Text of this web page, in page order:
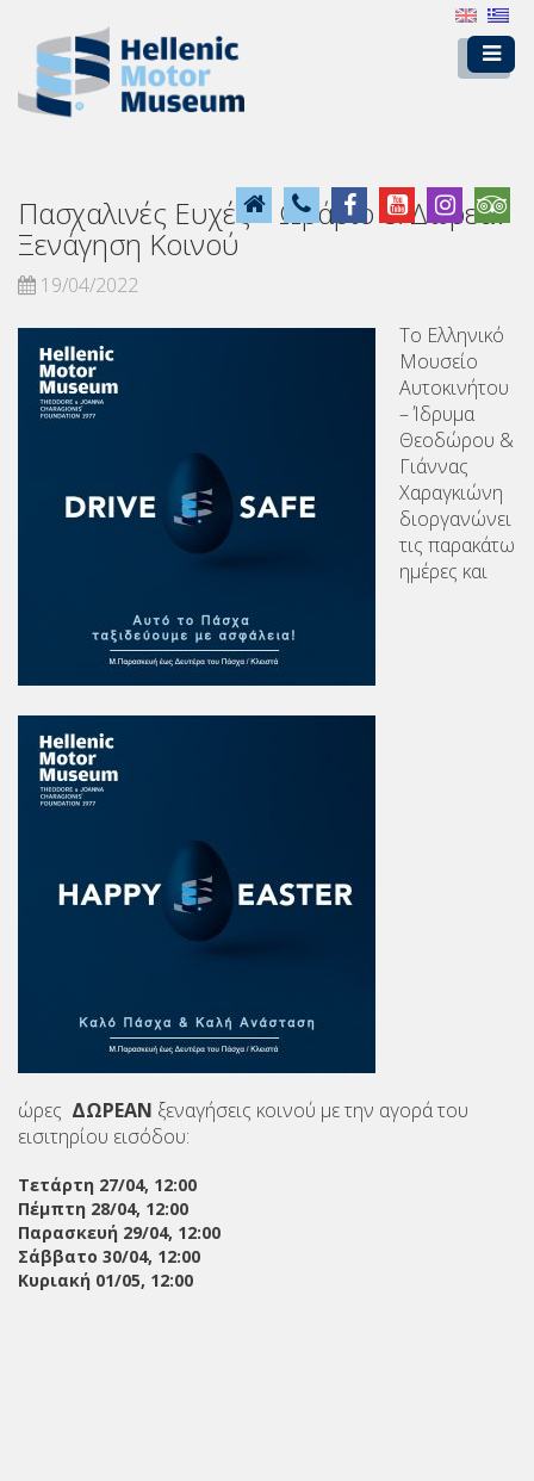
Πασχαλινές Ευχές – Ωράριο & Δωρεάν
Ξενάγηση Κοινού
19/04/2022
Το Ελληνικό
Μουσείο
Αυτοκινήτου
– Ίδρυμα
Θεοδώρου &
Γιάννας
Χαραγκιώνη
διοργανώνει
τις παρακάτω
ημέρες και
ώρες ΔΩΡΕΑΝ ξεναγήσεις κοινού με την αγορά του
εισιτηρίου εισόδου:
Τετάρτη 27/04, 12:00
Πέμπτη 28/04, 12:00
Παρασκευή 29/04, 12:00
Σάββατο 30/04, 12:00
Κυριακή 01/05, 12:00